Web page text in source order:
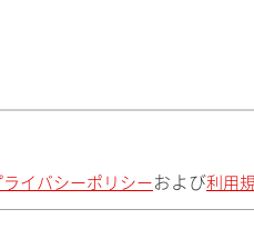
ライバシーポリシー および利用